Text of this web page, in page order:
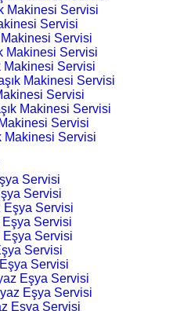
Makinesi Servisi
Servisi
Servisi
Makinesi Servisi
Makinesi Servisi
Makinesi Servisi
Servisi
Makinesi Servisi
Servisi
Makinesi Servisi
Servisi
Servisi
Eşya Servisi
Servisi
Servisi
Servisi
Servisi
Eşya Servisi
Eşya Servisi
Eşya Servisi